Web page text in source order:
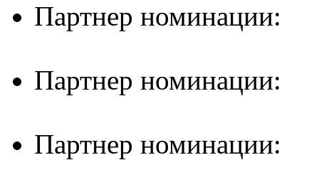
Партнер номинации:
Партнер номинации:
Партнер номинации: